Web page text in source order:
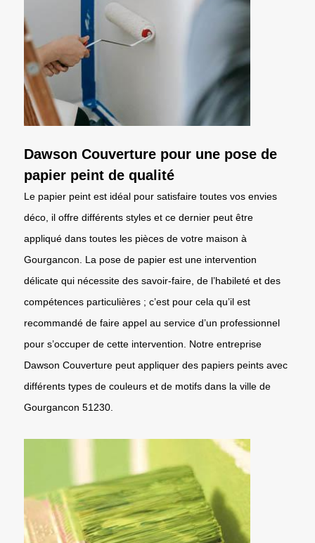
Dawson Couverture pour une pose de
papier peint de qualité
Le papier peint est idéal pour satisfaire toutes vos envies
déco, il offre différents styles et ce dernier peut être
appliqué dans toutes les pièces de votre maison à
Gourgancon. La pose de papier est une intervention
délicate qui nécessite des savoir-faire, de l’habileté et des
compétences particulières ; c’est pour cela qu’il est
recommandé de faire appel au service d’un professionnel
pour s’occuper de cette intervention. Notre entreprise
Dawson Couverture peut appliquer des papiers peints avec
différents types de couleurs et de motifs dans la ville de
Gourgancon 51230.